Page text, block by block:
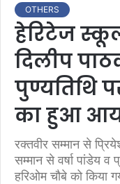
OTHERS
हेरिटेज
दिलीप
पुण्यतिथि
का हुआ
रक्तवीर सम्मान से
सम्मान से वर्षा पांडेय
हरिओम चौबे को किया